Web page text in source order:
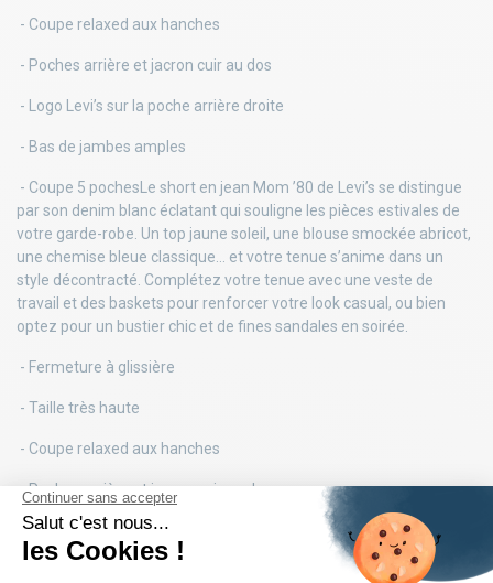
- Coupe relaxed aux hanches
- Poches arrière et jacron cuir au dos
- Logo Levi’s sur la poche arrière droite
- Bas de jambes amples
- Coupe 5 pochesLe short en jean Mom ’80 de Levi’s se distingue
par son denim blanc éclatant qui souligne les pièces estivales de
votre garde-robe. Un top jaune soleil, une blouse smockée abricot,
une chemise bleue classique… et votre tenue s’anime dans un
style décontracté. Complétez votre tenue avec une veste de
travail et des baskets pour renforcer votre look casual, ou bien
optez pour un bustier chic et de fines sandales en soirée.
- Fermeture à glissière
- Taille très haute
- Coupe relaxed aux hanches
- Poches arrière et jacron cuir au dos
- Logo Levi’s sur la poche arrière droite